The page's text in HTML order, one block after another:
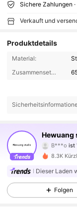
Sichere Zahlungen
Verkauft und
Produktdetails
Material:
Zusammensetzung:
Hewuang
B***o ist
8.3K
Dieser Laden
Folgen